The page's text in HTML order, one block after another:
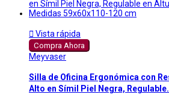
 Vista rápida
Compra Ahora
Meyvaser
Silla de Oficina Ergonómica con
Alto en Símil Piel Negra,